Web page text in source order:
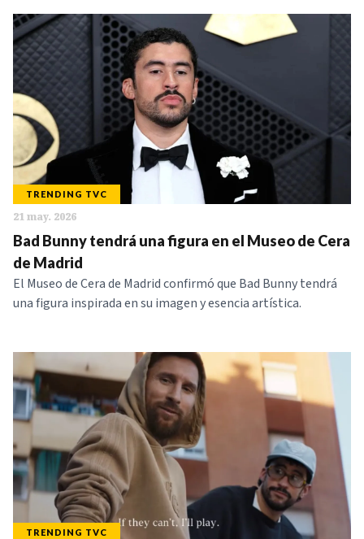
TRENDING TVC
21 may. 2026
Bad Bunny tendrá una figura en el Museo de Cera
de Madrid
El Museo de Cera de Madrid confirmó que Bad Bunny tendrá
una figura inspirada en su imagen y esencia artística.
TRENDING TVC